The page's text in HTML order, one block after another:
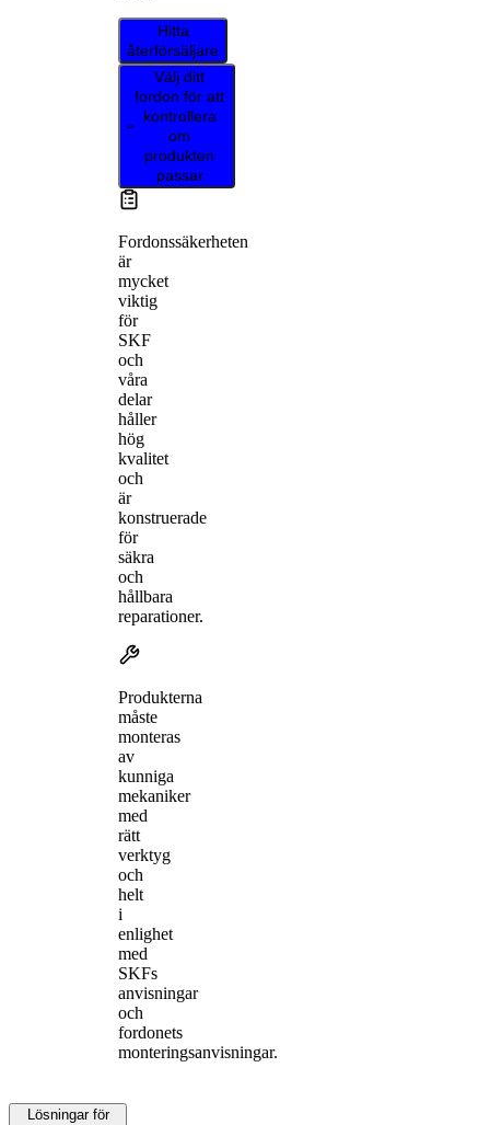
Hitta
återförsäljare
Välj ditt
fordon för att
kontrollera
om
produkten
passar
Fordonssäkerheten
är
mycket
viktig
för
SKF
och
våra
delar
håller
hög
kvalitet
och
är
konstruerade
för
säkra
och
hållbara
reparationer.
Produkterna
måste
monteras
av
kunniga
mekaniker
med
rätt
verktyg
och
helt
i
enlighet
med
SKFs
anvisningar
och
fordonets
monteringsanvisningar.
Lösningar för